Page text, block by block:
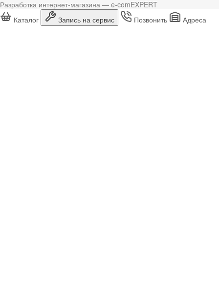
Разработка интернет-магазина — e-comEXPERT
Каталог
Запись на сервис Позвонить Адреса